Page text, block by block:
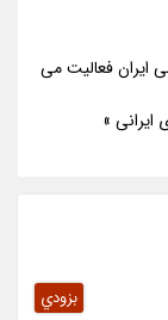
ایران فعالیت می
»
بزودي